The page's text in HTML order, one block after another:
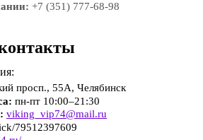
+7 (351) 777-68-98
просп., 55А, Челябинск
пн-пт 10:00–21:30
viking_vip74@mail.ru
79512397609